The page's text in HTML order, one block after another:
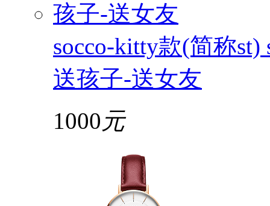
socco-kitty款(简称
送孩子-送女友
1000 元